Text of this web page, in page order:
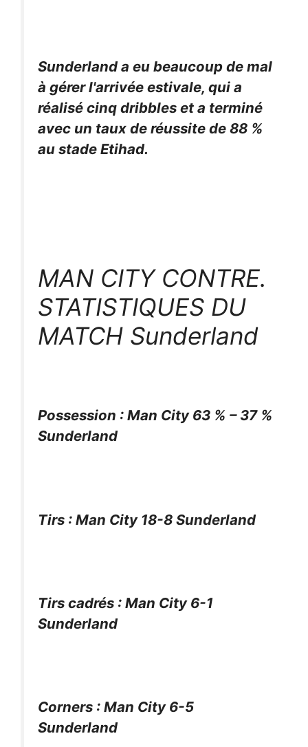
Sunderland a eu beaucoup de mal
à gérer l'arrivée estivale, qui a
réalisé cinq dribbles et a terminé
avec un taux de réussite de 88 %
au stade Etihad.
MAN CITY CONTRE.
STATISTIQUES DU
MATCH Sunderland
Possession : Man City 63 % – 37 %
Sunderland
Tirs : Man City 18-8 Sunderland
Tirs cadrés : Man City 6-1
Sunderland
Corners : Man City 6-5
Sunderland